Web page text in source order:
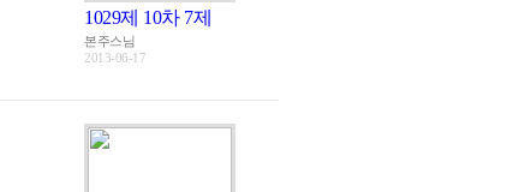
1029제 10차 7제
본주스님
2013-06-17